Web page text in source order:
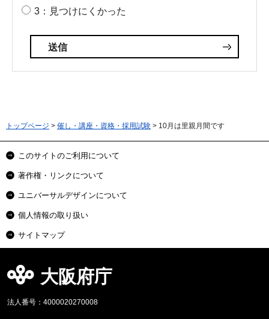
3：見つけにくかった
トップページ > 催し・講座・資格・採用試験 > 10月は里親月間です
このサイトのご利用について
著作権・リンクについて
ユニバーサルデザインについて
個人情報の取り扱い
サイトマップ
大阪府庁
法人番号：4000020270008